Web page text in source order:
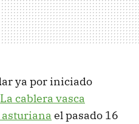
ya por iniciado
La cablera vasca
asturiana el pasado 16